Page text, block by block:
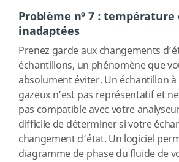
Problème nº 7 : température
inadaptées
Prenez garde aux changements
échantillons, un phénomène que
absolument éviter. Un échantillon
gazeux n’est pas représentatif et
pas compatible avec votre
difficile de déterminer si votre
changement d’état. Un logiciel
diagramme de phase du fluide de